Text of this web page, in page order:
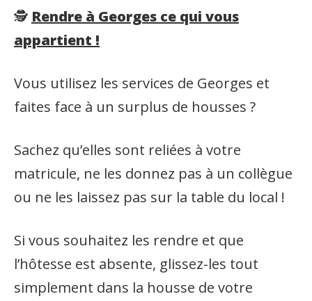
🕵️ Rendre à Georges ce qui vous
appartient !
Vous utilisez les services de Georges et
faites face à un surplus de housses ?
Sachez qu’elles sont reliées à votre
matricule, ne les donnez pas à un collègue
ou ne les laissez pas sur la table du local !
Si vous souhaitez les rendre et que
l’hôtesse est absente, glissez-les tout
simplement dans la housse de votre